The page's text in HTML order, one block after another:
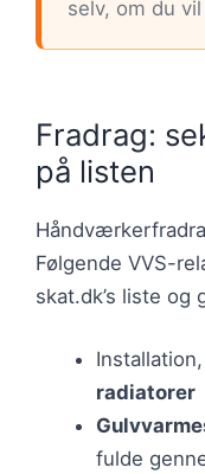
selv, om du
Fradrag:
på listen
Følgende VVS-
skat.dk’s liste og
radiatorer
fulde